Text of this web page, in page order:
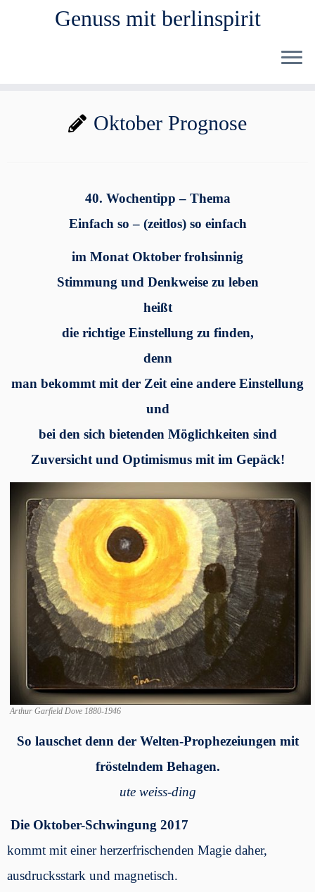
Genuss mit berlinspirit
Oktober Prognose
40. Wochentipp – Thema
Einfach so – (zeitlos) so einfach
im Monat Oktober frohsinnig
Stimmung und Denkweise zu leben
heißt
dierichtige Einstellung zu finden,
denn
man bekommt mit der Zeit eine andere Einstellung
und
bei den sich bietenden Möglichkeiten sind
Zuversicht und Optimismus mit im Gepäck!
Arthur Garfield Dove 1880-1946
So lauschet denn der Welten-Prophezeiungen mit
fröstelndem Behagen.
ute weiss-ding
Die Oktober-Schwingung 2017
kommt mit einer herzerfrischenden Magie daher,
ausdrucksstark und magnetisch.